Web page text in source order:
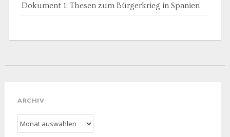
Dokument 1: Thesen zum Bürgerkrieg in Spanien
ARCHIV
Archiv